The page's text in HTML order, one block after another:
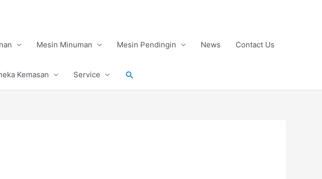
Mesin Minuman Mesin Pendingin News Contact Us
Kemasan Service Search